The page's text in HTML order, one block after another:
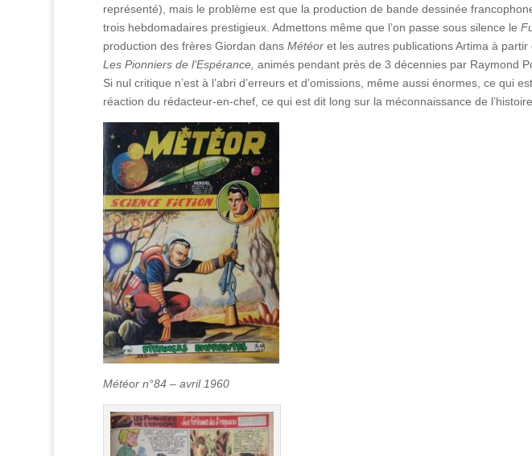
représenté), mais le problème est que la production de bande dessinée
trois hebdomadaires prestigieux. Admettons même que l’on passe sous silence le
production des frères Giordan dans Météoret les autres publications Artima à
Les Pionniers de l’Espérance, animés pendant près de 3 décennies par Raymond
Si nul critique n’est à l’abri d’erreurs et d’omissions, même aussi énormes, ce qui
réaction du rédacteur-en-chef, ce qui est dit long sur la méconnaissance de
Météor n°84 – avril 1960